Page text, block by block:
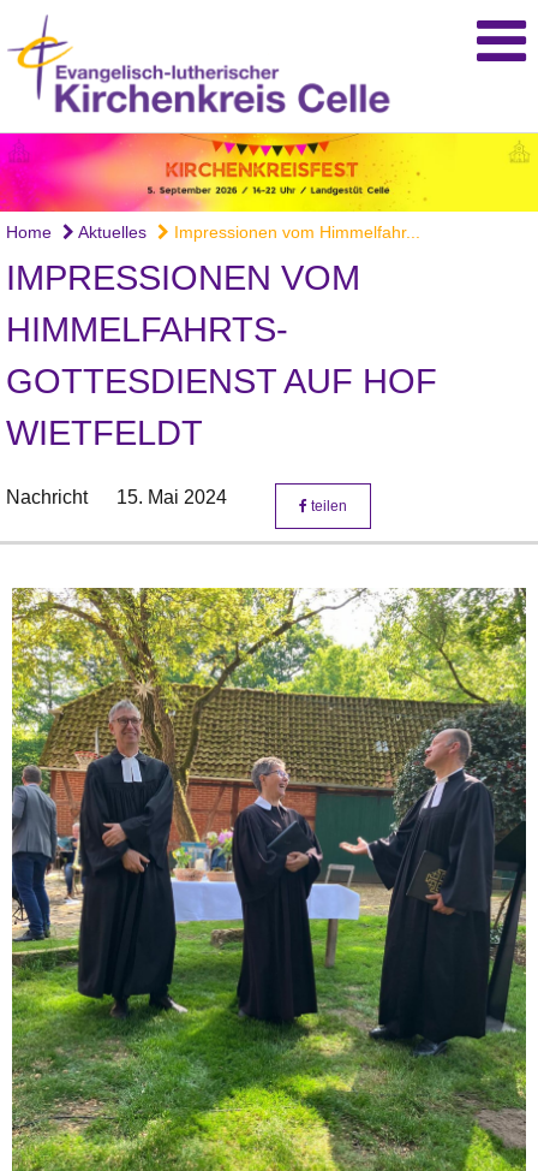
Home Aktuelles Impressionen vom Himmelfahr...
IMPRESSIONEN VOM
HIMMELFAHRTS-
GOTTESDIENST AUF HOF
WIETFELDT
Nachricht 15. Mai 2024 teilen